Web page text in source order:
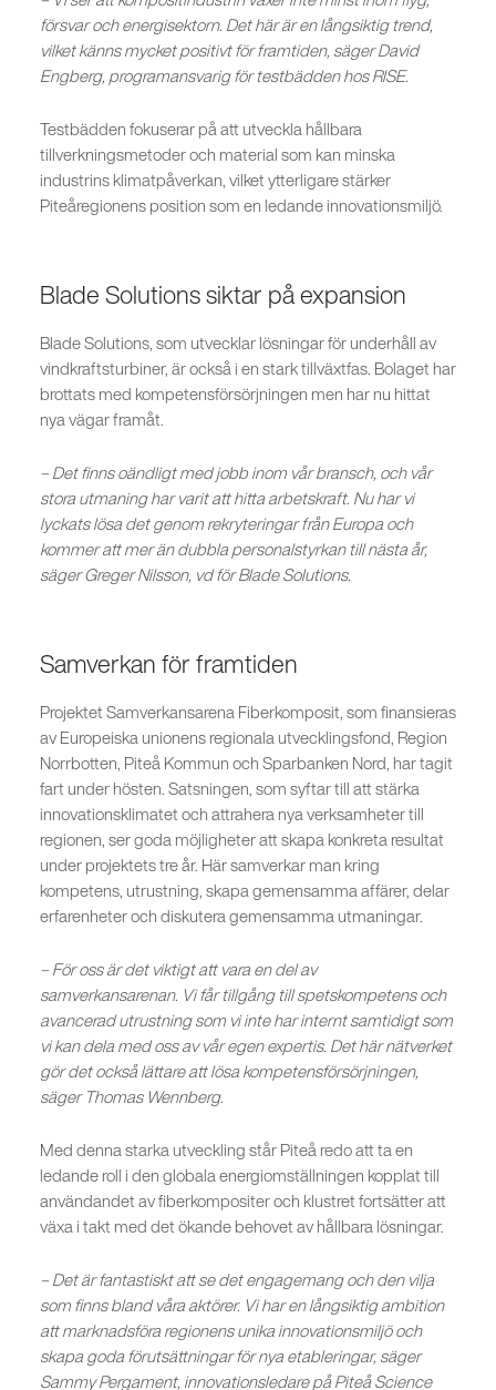
försvar och energisektorn. Det här är en långsiktig trend,
vilket känns mycket positivt för framtiden, säger David
Engberg, programansvarig för testbädden hos RISE.
Testbädden fokuserar på att utveckla hållbara
tillverkningsmetoder och material som kan minska
industrins klimatpåverkan, vilket ytterligare stärker
Piteåregionens position som en ledande innovationsmiljö.
Blade Solutions siktar på expansion
Blade Solutions, som utvecklar lösningar för underhåll av
vindkraftsturbiner, är också i en stark tillväxtfas. Bolaget har
brottats med kompetensförsörjningen men har nu hittat
nya vägar framåt.
– Det finns oändligt med jobb inom vår bransch, och vår
stora utmaning har varit att hitta arbetskraft. Nu har vi
lyckats lösa det genom rekryteringar från Europa och
kommer att mer än dubbla personalstyrkan till nästa år,
säger Greger Nilsson, vd för Blade Solutions.
Samverkan för framtiden
Projektet Samverkansarena Fiberkomposit, som finansieras
av Europeiska unionens regionala utvecklingsfond, Region
Norrbotten, Piteå Kommun och Sparbanken Nord, har tagit
fart under hösten. Satsningen, som syftar till att stärka
innovationsklimatet och attrahera nya verksamheter till
regionen, ser goda möjligheter att skapa konkreta resultat
under projektets tre år. Här samverkar man kring
kompetens, utrustning, skapa gemensamma affärer, delar
erfarenheter och diskutera gemensamma utmaningar.
– För oss är det viktigt att vara en del av
samverkansarenan. Vi får tillgång till spetskompetens och
avancerad utrustning som vi inte har internt samtidigt som
vi kan dela med oss av vår egen expertis. Det här nätverket
gör det också lättare att lösa kompetensförsörjningen,
säger Thomas Wennberg.
Med denna starka utveckling står Piteå redo att ta en
ledande roll i den globala energiomställningen kopplat till
användandet av fiberkompositer och klustret fortsätter att
växa i takt med det ökande behovet av hållbara lösningar.
– Det är fantastiskt att se det engagemang och den vilja
som finns bland våra aktörer. Vi har en långsiktig ambition
att marknadsföra regionens unika innovationsmiljö och
skapa goda förutsättningar för nya etableringar, säger
Sammy Pergament, innovationsledare på Piteå Science